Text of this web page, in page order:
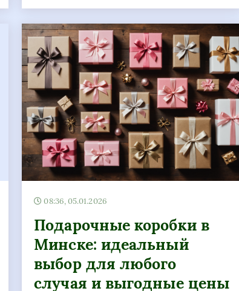
08:36, 05.01.2026
Подарочные коробки в
Минске: идеальный
выбор для любого
случая и выгодные цены